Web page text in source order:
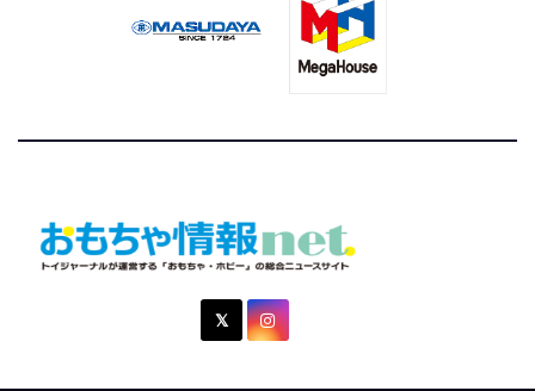
おもちゃ情報net.
トイジャーナルが運営する「おもちゃ・ホビー」の総合ニュ